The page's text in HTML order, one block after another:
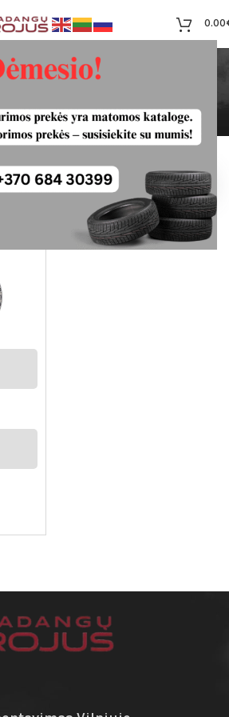
0.00
T5 T6 Nauji
5x120R17
Pradžia Produktas